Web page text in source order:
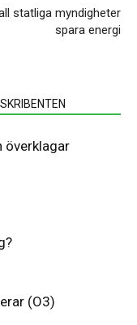
statliga myndigheter
spara energi
överklagar
(O3)